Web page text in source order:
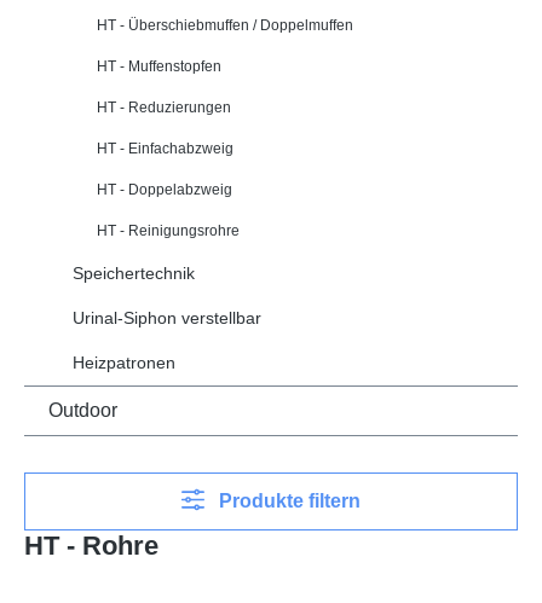
HT - Überschiebmuffen / Doppelmuffen
HT - Muffenstopfen
HT - Reduzierungen
HT - Einfachabzweig
HT - Doppelabzweig
HT - Reinigungsrohre
Speichertechnik
Urinal-Siphon verstellbar
Heizpatronen
Outdoor
Produkte filtern
HT - Rohre